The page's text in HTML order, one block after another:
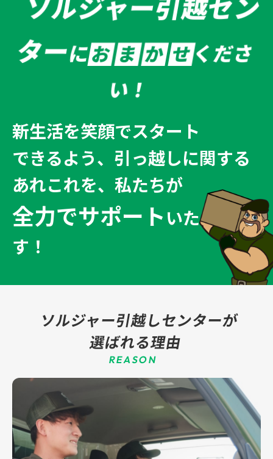
ソルジャー引越セン
ターにおまかせくださ
い！
新生活を笑顔でスタート
できるよう、 引っ越しに関する
あれこれを、私たちが
全力でサポート いたしま
す！
ソルジャー引越しセンターが
選ばれる理由
REASON